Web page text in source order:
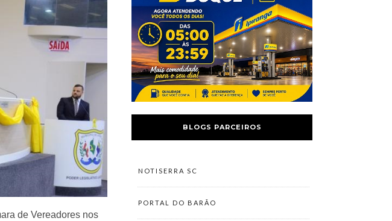
de Vereadores nos
BLOGS PARCEIROS
NOTISERRA SC
PORTAL DO BARÃO